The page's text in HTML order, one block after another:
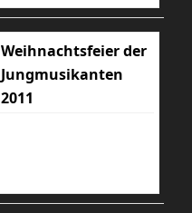
Weihnachtsfeier der
Jungmusikanten
2011